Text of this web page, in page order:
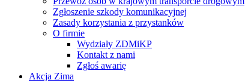
Zgłoszenie szkody komunikacyjnej
Zasady korzystania z przystanków
O firmie
Wydziały ZDMiKP
Kontakt z nami
Zgłoś awarię
Akcja Zima